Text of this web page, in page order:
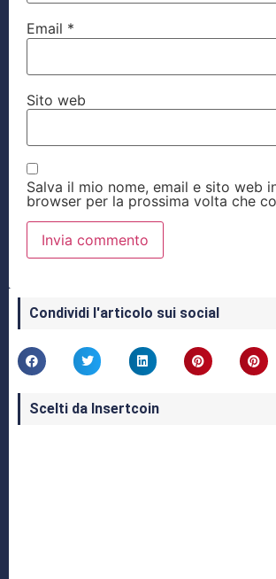
Email *
Sito web
Salva il mio nome, email e sito web
browser per la prossima volta che
Condividi l'articolo sui social
Scelti da Insertcoin